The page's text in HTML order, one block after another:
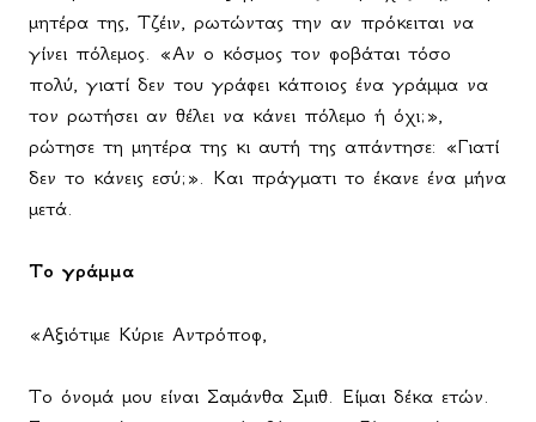
μητέρα της, Τζέιν, ρωτώντας την αν πρόκειται να
γίνει πόλεμος. «Αν ο κόσμος τον φοβάται τόσο
πολύ, γιατί δεν του γράφει κάποιος ένα γράμμα να
τον ρωτήσει αν θέλει να κάνει πόλεμο ή όχι;»,
ρώτησε τη μητέρα της κι αυτή της απάντησε: «Γιατί
δεν το κάνεις εσύ;». Και πράγματι το έκανε ένα μήνα
μετά.
Το γράμμα
«Αξιότιμε Κύριε Αντρόποφ,
Το όνομά μου είναι Σαμάνθα Σμιθ. Είμαι δέκα ετών.